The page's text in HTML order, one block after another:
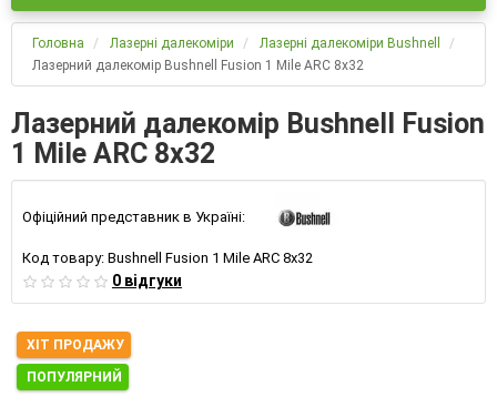
Головна Лазерні далекоміри
Лазерні далекоміри Bushnell
Лазерний далекомір Bushnell Fusion 1 Mile ARC 8x32
Лазерний далекомір Bushnell Fusion
1 Mile ARC 8x32
Офіційний представник в Україні:
Код товару: Bushnell Fusion 1 Mile ARC 8x32
0 відгуки
ХІТ ПРОДАЖУ
ПОПУЛЯРНИЙ